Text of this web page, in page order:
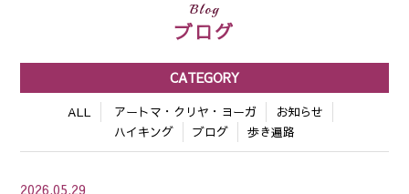
Blog
ブログ
CATEGORY
ALL アートマ・クリヤ・ヨーガ
お知らせ
ハイキング
ブログ 歩き遍路
2026.05.29